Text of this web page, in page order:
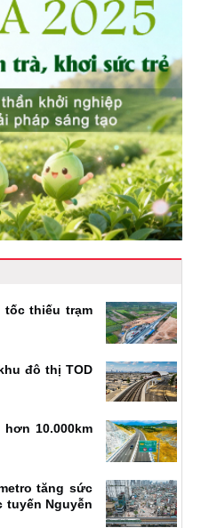
tốc thiếu trạm
đô thị TOD
10.000km
tăng sức
tuyến Nguyễn